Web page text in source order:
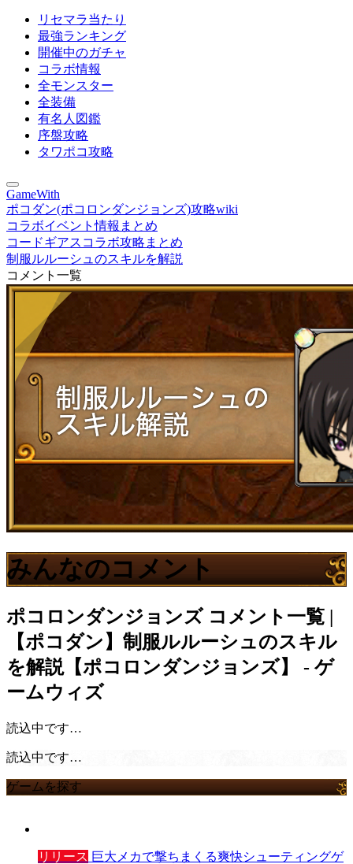
リセマラ当たり
最強ランキング
開催中のガチャ
コラボ情報
全モンスター
全装備
有名人図鑑
序盤攻略
タワポコ攻略
GameWith
ポコダン(ポコロンダンジョンズ)攻略wiki
コラボイベント情報まとめ
コードギアスコラボ攻略まとめ
制服ルルーシュのスキルを解説
コメント一覧
みんなのコメント
ポコロンダンジョンズ コメント一覧 |
【ポコダン】制服ルルーシュのスキル
を解説【ポコロンダンジョンズ】 - ゲ
ームウィズ
読込中です…
読込中です…
ゲームを探す
リリース 巨大メカで撃ちまくる爽快シューティングゲ